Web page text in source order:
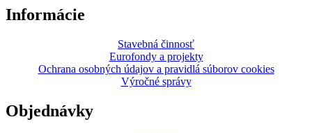
Informácie
Stavebná činnosť
Eurofondy a projekty
Ochrana osobných údajov a pravidlá súborov cookies
Výročné správy
Objednávky